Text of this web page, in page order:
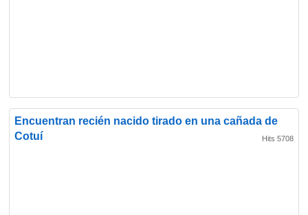
Encuentran recién nacido tirado en una cañada de
Cotuí
Hits 5708